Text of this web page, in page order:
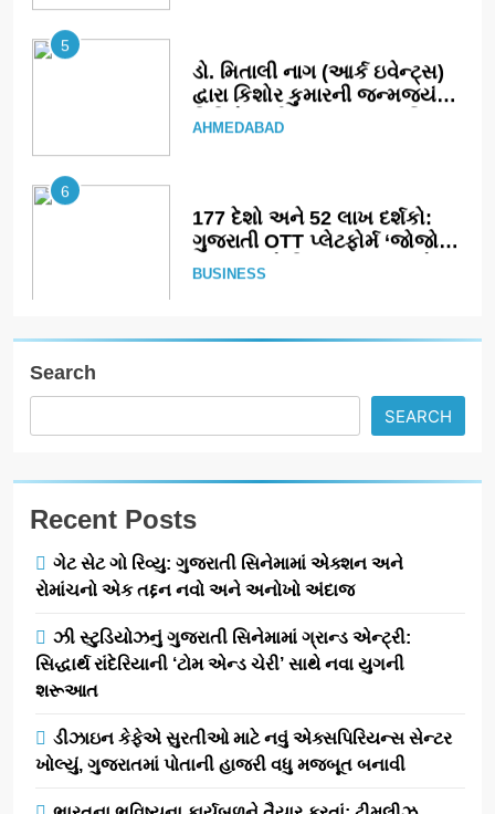
5
ડો. મિતાલી નાગ (આર્ક ઇવેન્ટ્સ)
દ્વારા કિશોર કુમારની જન્મજયંતિ
નિમિત્તે સંગીતમય શ્રદ્ધાંજલિ
AHMEDABAD
6
177 દેશો અને 52 લાખ દર્શકો:
ગુજરાતી OTT પ્લેટફોર્મ ‘જોજો’
(JOJO) નો વિશ્વભરમાં દબદબો
BUSINESS
અમદાવાદમાં યોજાયેલા ‘ઓકલ્ટ
ટેરોટ રીડર પુનિતજી લુલ્લા એ
ટેરોટ કાર્ડ રીડિંગ અંગે માહિતી
આપી
નેશનલ લીડરશિપ કોન્કલેવ તથા
પ્રતિષ્ઠિત કાર્યક્રમ નવી દિલ્હીમાં
સફળતાપૂર્વક યોજાયો
BUSINESS
ગેટ સેટ ગો રિવ્યુ: ગુજરાતી
સિનેમામાં એક્શન અને રોમાંચનો
2
સિનેમામાં ગ્રાન્ડ એન્ટ્રી: સિદ્ધાર્થ
Search
SEARCH
Recent Posts
ગેટ સેટ ગો રિવ્યુ: ગુજરાતી સિનેમામાં એક્શન અને
રોમાંચનો એક તદ્દન નવો અને અનોખો અંદાજ
ઝી સ્ટુડિયોઝનું ગુજરાતી સિનેમામાં ગ્રાન્ડ એન્ટ્રી:
સિદ્ધાર્થ રાંદેરિયાની ‘ટોમ એન્ડ ચેરી’ સાથે નવા યુગની
શરૂઆત
ડીઝાઇન કેફેએ સુરતીઓ માટે નવું એક્સપિરિયન્સ સેન્ટર
ખોલ્યું, ગુજરાતમાં પોતાની હાજરી વધુ મજબૂત બનાવી